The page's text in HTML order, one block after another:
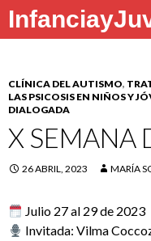
Buscar
CLÍNICA DEL AUTISMO,
LAS PSICOSIS EN NIÑOS Y
DIALOGADA
X SEMANA
26 ABRIL, 2023 MARÍA
Julio 27 al 29 de 2023
Invitada: Vilma